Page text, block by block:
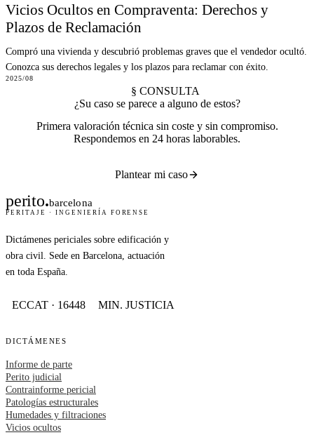
Vicios Ocultos en Compraventa: Derechos y
Plazos de Reclamación
Compró una vivienda y descubrió problemas graves que el vendedor ocultó.
Conozca sus derechos legales y los plazos para reclamar con éxito.
2025/08
§ CONSULTA
¿Su caso se parece a alguno de estos?
Primera valoración técnica sin coste y sin compromiso.
Respondemos en 24 horas laborables.
Plantear mi caso
perito.barcelona
PERITAJE · INGENIERÍA FORENSE
Dictámenes periciales sobre edificación y
obra civil. Sede en Barcelona, actuación
en toda España.
ECCAT · 16448 MIN. JUSTICIA
DICTÁMENES
Informe de parte
Perito judicial
Contrainforme pericial
Patologías estructurales
Humedades y filtraciones
Vicios ocultos